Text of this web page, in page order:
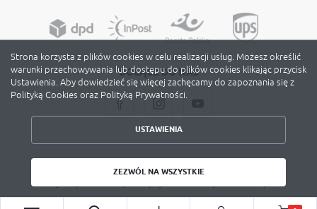
DOŁĄCZ DO NAS
Copyright by avery-zweckform.poznan.pl
Strona korzysta z plików cookies w celu realizacji usług. Możesz określić
warunki przechowywania lub dostępu do plików cookies klikając przycisk
Ustawienia. Aby dowiedzieć się więcej zachęcamy do zapoznania się z
Polityką Cookies oraz Polityką Prywatności.
USTAWIENIA
ZEZWÓL NA WSZYSTKIE
ZEZWÓL NA WSZYSTKIE